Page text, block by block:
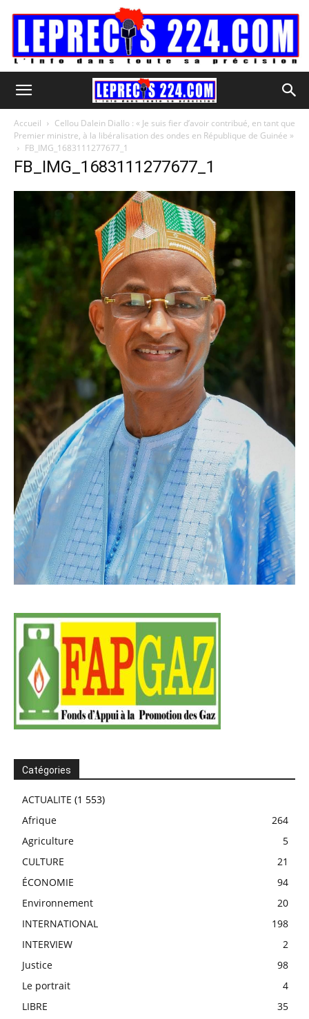
Accueil
Cellou Dalein Diallo : « Je suis fier d’avoir contribué, en tant que
Premier ministre, à la libéralisation des ondes en République de Guinée »
FB_IMG_1683111277677_1
FB_IMG_1683111277677_1
Catégories
ACTUALITE (1 553)
Afrique
264
Agriculture
5
CULTURE
21
ÉCONOMIE
94
Environnement
20
INTERNATIONAL
198
INTERVIEW
2
Justice
98
Le portrait
4
LIBRE
35